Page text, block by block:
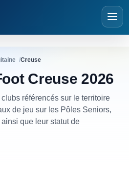
Creuse
Creuse 2026
référencés sur le territoire
de jeu sur les Pôles Seniors,
que leur statut de